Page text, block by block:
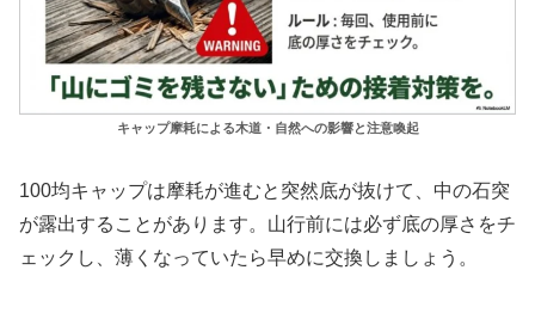
キャップ摩耗による木道・自然への影響と注意喚起
100均キャップは摩耗が進むと突然底が抜けて、中の石突
が露出することがあります。山行前には必ず底の厚さをチ
ェックし、薄くなっていたら早めに交換しましょう。